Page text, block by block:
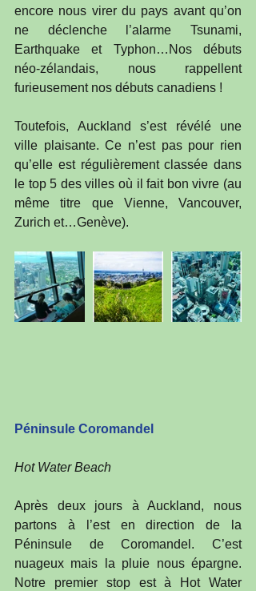
encore nous virer du pays avant qu’on
ne déclenche l’alarme Tsunami,
Earthquake et Typhon…Nos débuts
néo-zélandais, nous rappellent
furieusement nos débuts canadiens !
Toutefois, Auckland s’est révélé une
ville plaisante. Ce n’est pas pour rien
qu’elle est régulièrement classée dans
le top 5 des villes où il fait bon vivre (au
même titre que Vienne, Vancouver,
Zurich et…Genève).
Péninsule Coromandel
Hot Water Beach
Après deux jours à Auckland, nous
partons à l’est en direction de la
Péninsule de Coromandel. C’est
nuageux mais la pluie nous épargne.
Notre premier stop est à Hot Water